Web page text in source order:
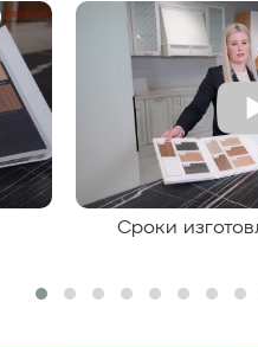
Сроки